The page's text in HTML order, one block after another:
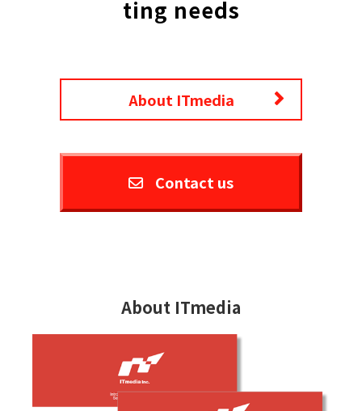
ting needs
About ITmedia
Contact us
About ITmedia